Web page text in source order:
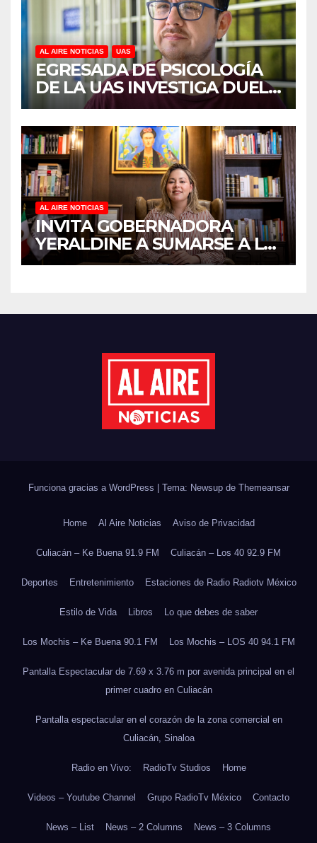
AL AIRE NOTICIAS UAS
EGRESADA DE PSICOLOGÍA
DE LA UAS INVESTIGA DUELO
ANTICIPADO Y SOBRECARGA
EN CUIDADORES DE
ADULTOS MAYORES
AL AIRE NOTICIAS
INVITA GOBERNADORA
YERALDINE A SUMARSE A LA
JORNADA NACIONAL DE
DE ÁRBOLES
Funciona gracias a WordPress Tema: Newsup de Themeansar
Home Al Aire Noticias Aviso de Privacidad
Culiacán – Ke Buena 91.9 FM Culiacán – Los 40 92.9 FM
Deportes Entretenimiento Estaciones de Radio Radiotv México
Estilo de Vida Libros Lo que debes de saber
Los Mochis – Ke Buena 90.1 FM Los Mochis – LOS 40 94.1 FM
Pantalla Espectacular de 7.69 x 3.76 m por avenida principal en el
primer cuadro en Culiacán
Pantalla espectacular en el corazón de la zona comercial en
Culiacán, Sinaloa
Radio en Vivo: RadioTv Studios Home
Videos – Youtube Channel Grupo RadioTv México Contacto
News – List News – 2 Columns News – 3 Columns